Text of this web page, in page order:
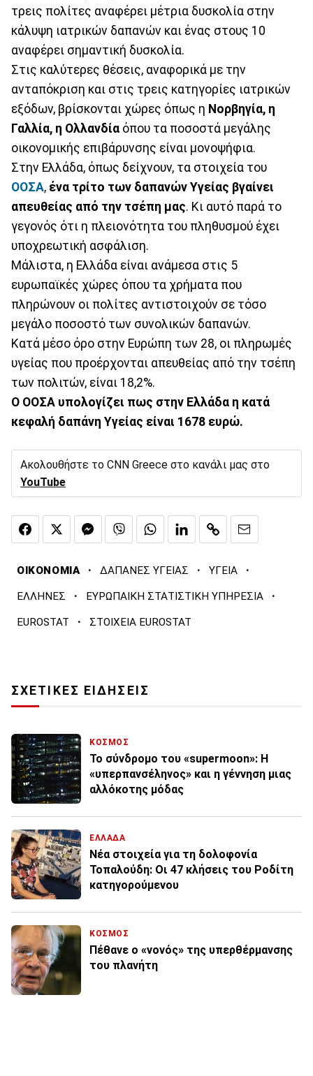
τρεις πολίτες αναφέρει μέτρια δυσκολία στην
κάλυψη ιατρικών δαπανών και ένας στους 10
αναφέρει σημαντική δυσκολία.
Στις καλύτερες θέσεις, αναφορικά με την
ανταπόκριση και στις τρεις κατηγορίες ιατρικών
εξόδων, βρίσκονται χώρες όπως η Νορβηγία, η
Γαλλία, η Ολλανδία όπου τα ποσοστά μεγάλης
οικονομικής επιβάρυνσης είναι μονοψήφια.
Στην Ελλάδα, όπως δείχνουν, τα στοιχεία του
ΟΟΣΑ, ένα τρίτο των δαπανών Υγείας βγαίνει
απευθείας από την τσέπη μας. Κι αυτό παρά το
γεγονός ότι η πλειονότητα του πληθυσμού έχει
υποχρεωτική ασφάλιση.
Μάλιστα, η Ελλάδα είναι ανάμεσα στις 5
ευρωπαϊκές χώρες όπου τα χρήματα που
πληρώνουν οι πολίτες αντιστοιχούν σε τόσο
μεγάλο ποσοστό των συνολικών δαπανών.
Κατά μέσο όρο στην Ευρώπη των 28, οι πληρωμές
υγείας που προέρχονται απευθείας από την τσέπη
των πολιτών, είναι 18,2%.
Ο ΟΟΣΑ υπολογίζει πως στην Ελλάδα η κατά
κεφαλή δαπάνη Υγείας είναι 1678 ευρώ.
Ακολουθήστε το CNN Greece στο κανάλι μας στο
YouTube
ΟΙΚΟΝΟΜΙΑ · ΔΑΠΑΝΕΣ ΥΓΕΙΑΣ · ΥΓΕΙΑ ·
ΕΛΛΗΝΕΣ · ΕΥΡΩΠΑΙΚΗ ΣΤΑΤΙΣΤΙΚΗ ΥΠΗΡΕΣΙΑ ·
EUROSTAT · ΣΤΟΙΧΕΙΑ EUROSTAT
ΣΧΕΤΙΚΕΣ ΕΙΔΗΣΕΙΣ
ΚΟΣΜΟΣ
Το σύνδρομο του «supermoon»: Η
«υπερπανσέληνος» και η γέννηση μιας
αλλόκοτης μόδας
ΕΛΛΑΔΑ
Νέα στοιχεία για τη δολοφονία
Τοπαλούδη: Οι 47 κλήσεις του Ροδίτη
κατηγορούμενου
ΚΟΣΜΟΣ
Πέθανε ο «νονός» της υπερθέρμανσης
του πλανήτη